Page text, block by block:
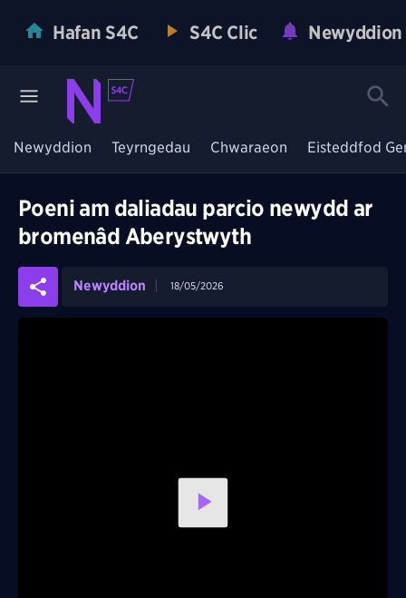
Hafan S4C S4C Clic Newyddion
Newyddion Teyrngedau Chwaraeon Eisteddfod
Poeni am daliadau parcio newydd ar
bromenâd Aberystwyth
Newyddion 18/05/2026
Play